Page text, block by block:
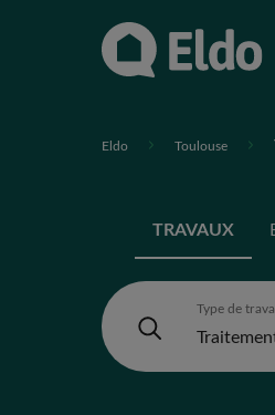
Eldo Toulouse
TRAVAUX
Type de